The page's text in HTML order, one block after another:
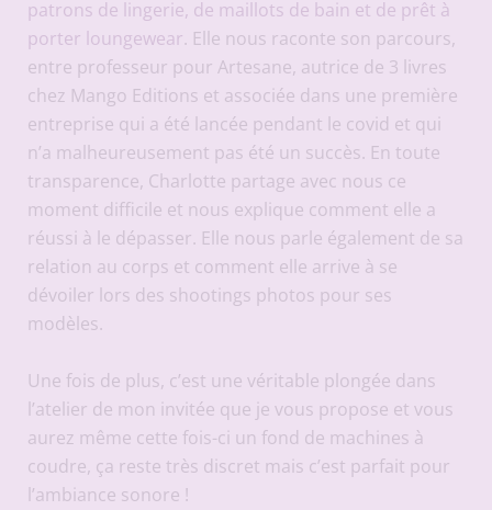
patrons de lingerie, de maillots de bain et de prêt à
porter loungewear. Elle nous raconte son parcours,
entre professeur pour Artesane, autrice de 3 livres
chez Mango Editions et associée dans une première
entreprise qui a été lancée pendant le covid et qui
n’a malheureusement pas été un succès. En toute
transparence, Charlotte partage avec nous ce
moment difficile et nous explique comment elle a
réussi à le dépasser. Elle nous parle également de sa
relation au corps et comment elle arrive à se
dévoiler lors des shootings photos pour ses
modèles.
Une fois de plus, c’est une véritable plongée dans
l’atelier de mon invitée que je vous propose et vous
aurez même cette fois-ci un fond de machines à
coudre, ça reste très discret mais c’est parfait pour
l’ambiance sonore !